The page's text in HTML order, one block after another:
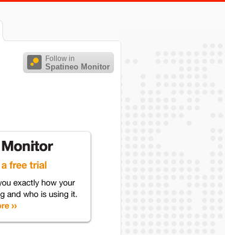
Follow in
Spatineo Monitor